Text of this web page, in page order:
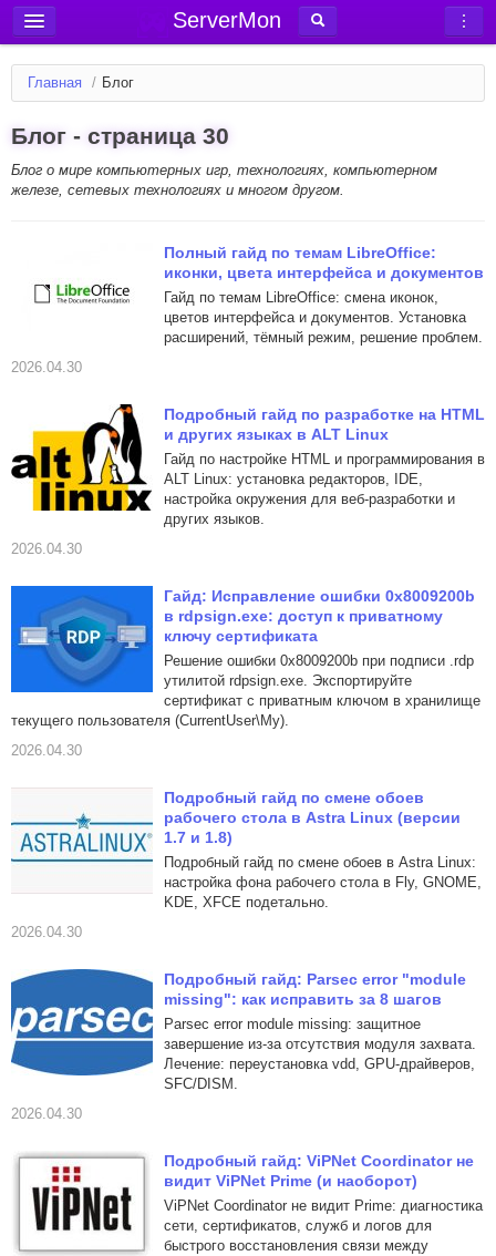
ServerMon
Добавить сервер
Мониторинг серверов
Новости
Блог
Вход в аккаунт
Главная / Блог
Блог - страница 30
Блог о мире компьютерных игр, технологиях, компьютерном
железе, сетевых технологиях и многом другом.
Полный гайд по темам LibreOffice:
иконки, цвета интерфейса и документов
Гайд по темам LibreOffice: смена иконок,
цветов интерфейса и документов. Установка
расширений, тёмный режим, решение проблем.
2026.04.30
Подробный гайд по разработке на HTML
и других языках в ALT Linux
Гайд по настройке HTML и программирования в
ALT Linux: установка редакторов, IDE,
настройка окружения для веб-разработки и
других языков.
2026.04.30
Гайд: Исправление ошибки 0x8009200b
в rdpsign.exe: доступ к приватному
ключу сертификата
Решение ошибки 0x8009200b при подписи .rdp
утилитой rdpsign.exe. Экспортируйте
сертификат с приватным ключом в хранилище
текущего пользователя (CurrentUser\My).
2026.04.30
Подробный гайд по смене обоев
рабочего стола в Astra Linux (версии
1.7 и 1.8)
Подробный гайд по смене обоев в Astra Linux:
настройка фона рабочего стола в Fly, GNOME,
KDE, XFCE подетально.
2026.04.30
Подробный гайд: Parsec error "module
missing": как исправить за 8 шагов
Parsec error module missing: защитное
завершение из-за отсутствия модуля захвата.
Лечение: переустановка vdd, GPU-драйверов,
SFC/DISM.
2026.04.30
Подробный гайд: ViPNet Coordinator не
видит ViPNet Prime (и наоборот)
ViPNet Coordinator не видит Prime: диагностика
сети, сертификатов, служб и логов для
быстрого восстановления связи между